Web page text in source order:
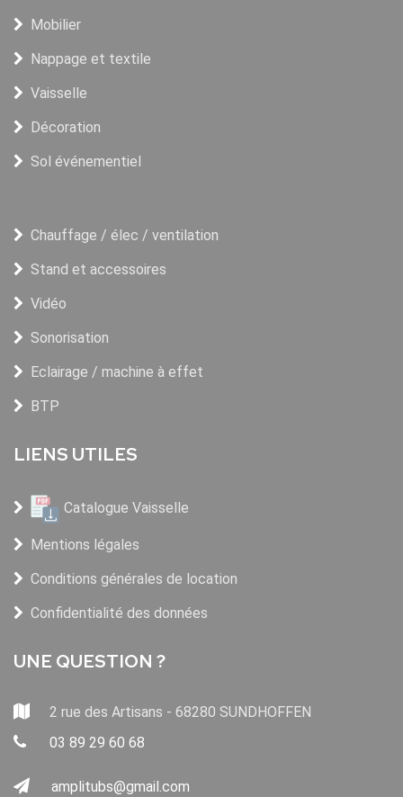
Mobilier
Nappage et textile
Vaisselle
Décoration
Sol événementiel
Chauffage / élec / ventilation
Stand et accessoires
Vidéo
Sonorisation
Eclairage / machine à effet
BTP
LIENS UTILES
Catalogue Vaisselle
Mentions légales
Conditions générales de location
Confidentialité des données
UNE QUESTION ?
2 rue des Artisans - 68280 SUNDHOFFEN
03 89 29 60 68
amplitubs@gmail.com